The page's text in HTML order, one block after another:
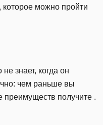
которое можно пройти
знает, когда он
чем раньше вы
преимуществ получите .